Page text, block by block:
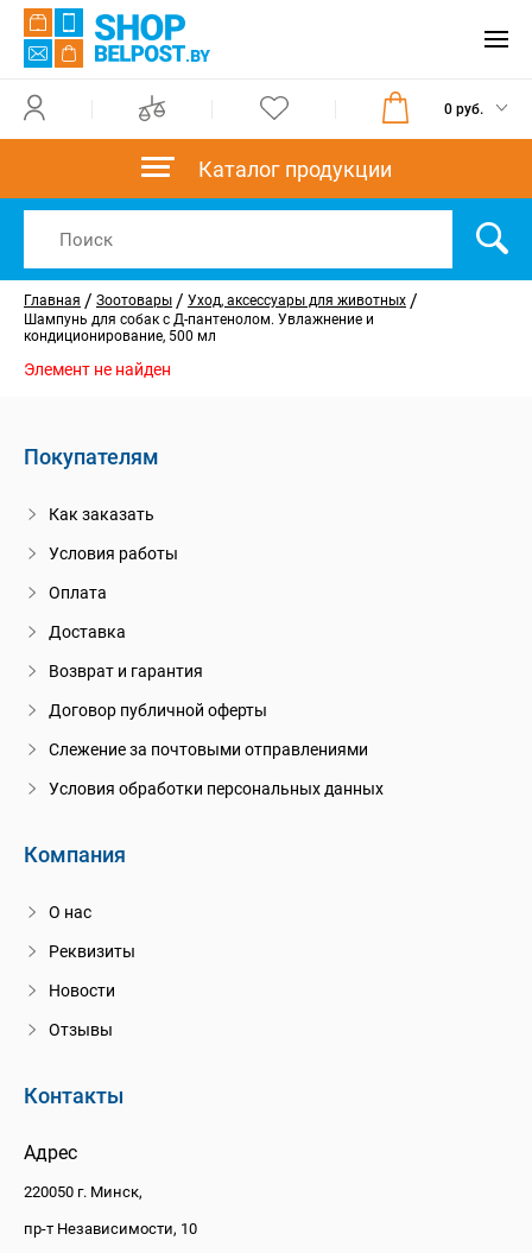
0 руб.
Каталог продукции
Главная / Зоотовары / Уход, аксессуары для животных /
Шампунь для собак с Д-пантенолом. Увлажнение и
кондиционирование, 500 мл
Элемент не найден
Покупателям
Как заказать
Условия работы
Оплата
Доставка
Возврат и гарантия
Договор публичной оферты
Слежение за почтовыми отправлениями
Условия обработки персональных данных
Компания
О нас
Реквизиты
Новости
Отзывы
Контакты
Адрес
220050 г. Минск,
пр-т Независимости, 10